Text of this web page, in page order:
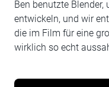
Ben benutzte Blender,
entwickeln, und wir
die im Film für eine
wirklich so echt